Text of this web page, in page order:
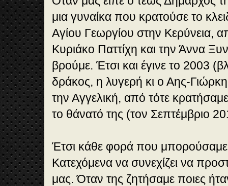
μια γυναίκα που κρατούσε το
Αγίου Γεωργίου στην Κερύνεια,
Κυριάκο Παττίχη και την Άννα
βρούμε. Έτσι και έγινε το 2003
δράκος, η λυγερή κι ο Αης-
την Αγγελική, από τότε
το θάνατό της (τον Σεπτέμβριο
Έτσι κάθε φορά που
Κατεχόμενα να συνεχίζει να
μας. Όταν της ζητήσαμε ποιες